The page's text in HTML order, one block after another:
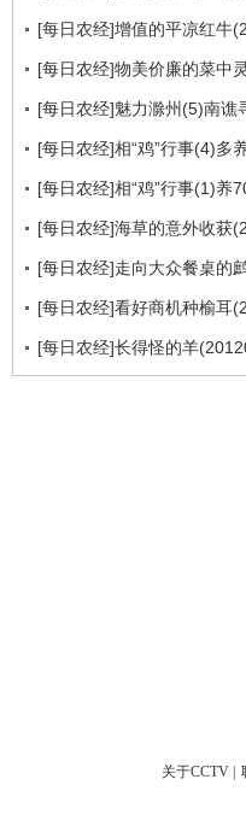
[每日农经]增值的平凉红牛
[每日农经]物美价廉的菜中
[每日农经]魅力滁州(5)南谯
[每日农经]相“鸡”行事(4)多
[每日农经]相“鸡”行事(1)养
[每日农经]海草的意外收获
[每日农经]走向大众餐桌的
[每日农经]看好商机种榆耳
[每日农经]长得怪的羊
关于CCTV